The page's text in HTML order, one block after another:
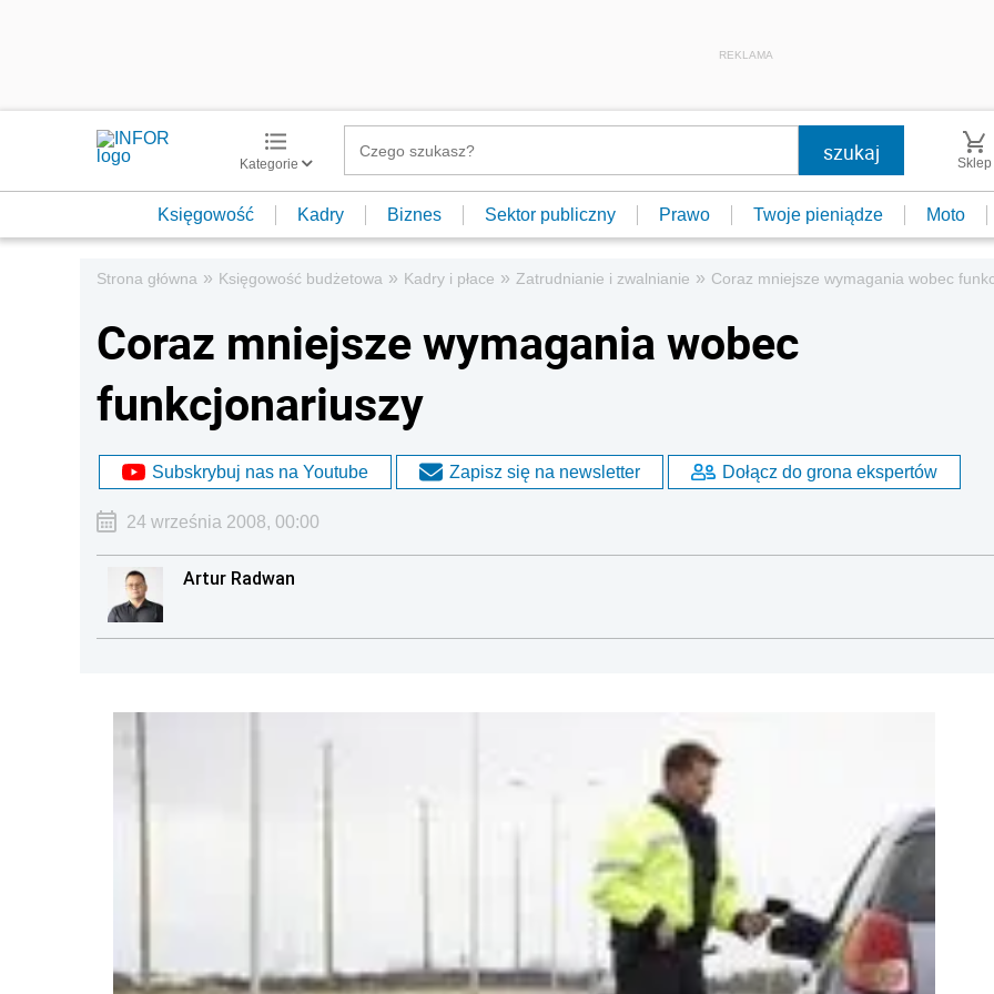
REKLAMA
Kategorie Sklep
Księgowość Kadry Biznes Sektor publiczny Prawo Twoje pieniądze Moto
Strona główna » Księgowość budżetowa » Kadry i płace » Zatrudnianie i zwalnianie » Coraz mniejsze wymagania wobec
Coraz mniejsze wymagania wobec
funkcjonariuszy
Subskrybuj nas na Youtube Zapisz się na newsletter Dołącz do grona ekspertów
24 września 2008, 00:00
Artur Radwan